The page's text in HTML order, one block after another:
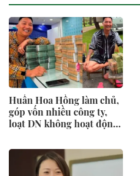
Huấn Hoa Hồng làm chủ,
góp vốn nhiều công ty,
loạt DN không hoạt động